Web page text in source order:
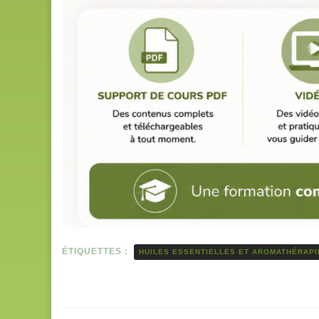
ÉTIQUETTES : HUILES ESSENTIELLES ET